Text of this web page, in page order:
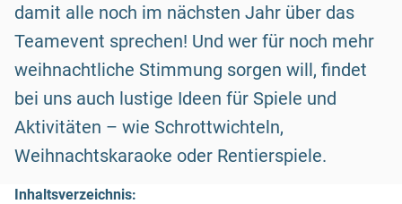
damit alle noch im nächsten Jahr über das
Teamevent sprechen! Und wer für noch mehr
weihnachtliche Stimmung sorgen will, findet
bei uns auch lustige Ideen für Spiele und
Aktivitäten – wie Schrottwichteln,
Weihnachtskaraoke oder Rentierspiele.
Inhaltsverzeichnis: